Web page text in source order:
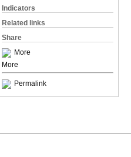
Indicators
Related links
Share
More
More
Permalink